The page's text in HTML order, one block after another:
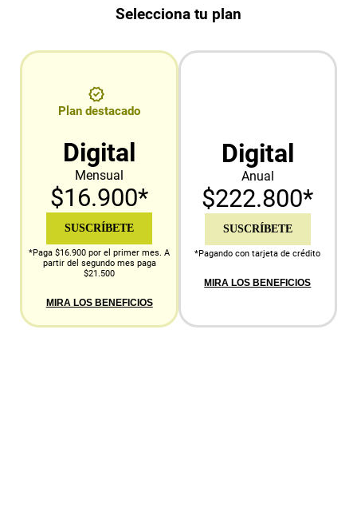
Selecciona tu plan
Plan destacado
Digital
Mensual
$16.900*
SUSCRÍBETE
*Paga $16.900 por el primer mes. A
partir del segundo mes paga
$21.500
MIRA LOS BENEFICIOS
Digital
Anual
$222.800*
SUSCRÍBETE
*Pagando con tarjeta de crédito
MIRA LOS BENEFICIOS